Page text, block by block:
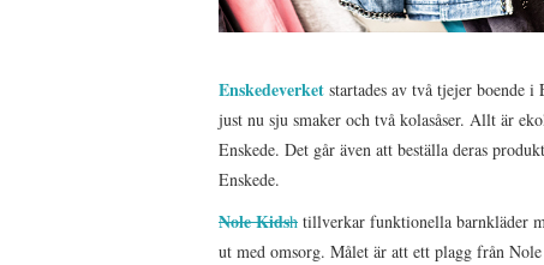
Enskedeverket startades av två tjejer boende
just nu sju smaker och två kolasåser. Allt är
Enskede. Det går även att beställa deras
Enskede.
Nole Kidsh tillverkar funktionella barnkläder
ut med omsorg. Målet är att ett plagg från